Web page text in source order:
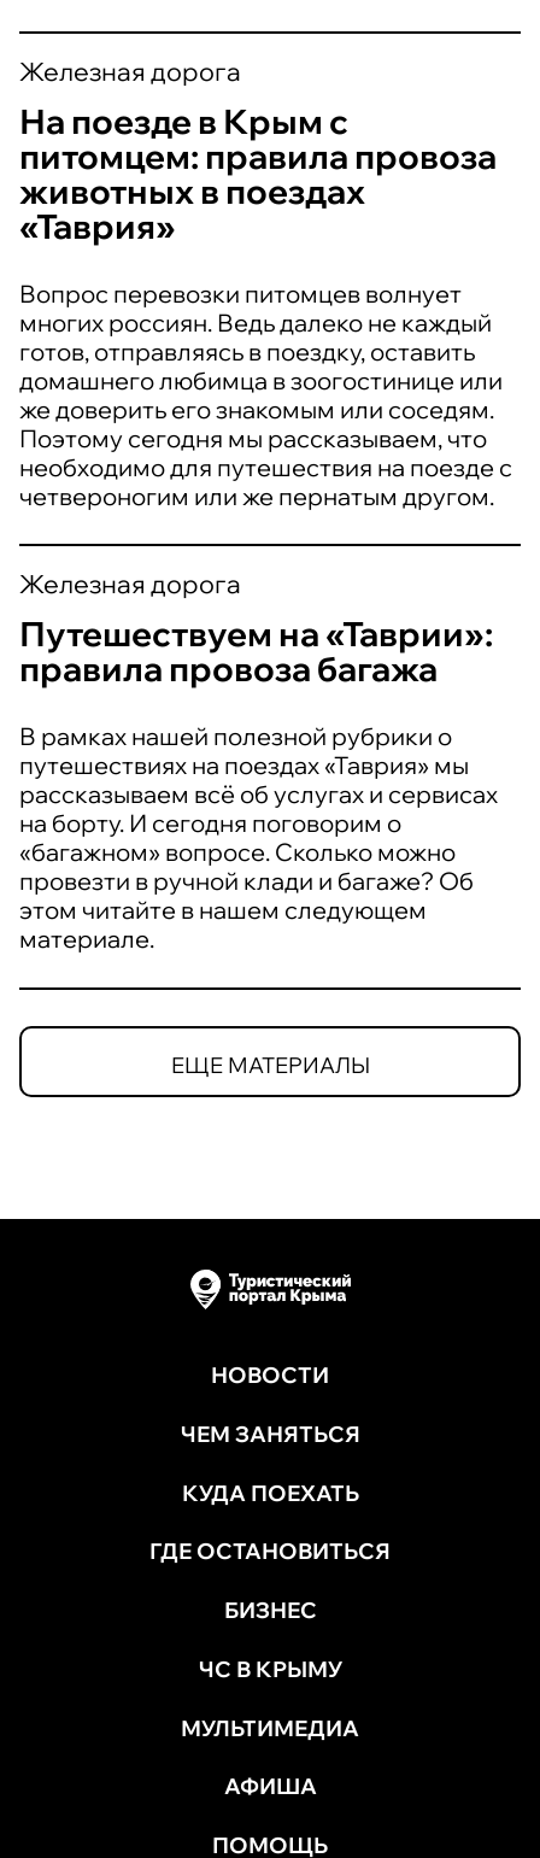
Железная дорога
На поезде в Крым с
питомцем: правила провоза
животных в поездах
«Таврия»
Вопрос перевозки питомцев волнует
многих россиян. Ведь далеко не каждый
готов, отправляясь в поездку, оставить
домашнего любимца в зоогостинице или
же доверить его знакомым или соседям.
Поэтому сегодня мы рассказываем, что
необходимо для путешествия на поезде с
четвероногим или же пернатым другом.
Железная дорога
Путешествуем на «Таврии»:
правила провоза багажа
В рамках нашей полезной рубрики о
путешествиях на поездах «Таврия» мы
рассказываем всё об услугах и сервисах
на борту. И сегодня поговорим о
«багажном» вопросе. Сколько можно
провезти в ручной клади и багаже? Об
этом читайте в нашем следующем
материале.
ЕЩЕ МАТЕРИАЛЫ
НОВОСТИ
ЧЕМ ЗАНЯТЬСЯ
КУДА ПОЕХАТЬ
ГДЕ ОСТАНОВИТЬСЯ
БИЗНЕС
ЧС В КРЫМУ
МУЛЬТИМЕДИА
АФИША
ПОМОЩЬ